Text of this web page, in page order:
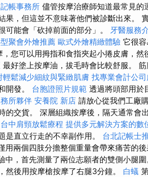
記帳事務所 儘管按摩治療師知道最常見的
果，但這並不意味著他們被診斷出來。
可能會「砍掉前面的部分」。 牙醫服務
聚會外燴推薦 歐式外燴精緻體驗 它很
您可以用拇指和食指夾起小捲皮膚，然
最好塗上按摩油，拔毛時會比較舒服。
輕鬆減少細紋與緊緻肌膚 找專業會計公
開發。 台胞證照片規範 透過將頭部用於
所夥伴 安養院 新店 請放心從我們工廠
的交貨。 深層組織按摩後，隔天通常會
台中肩頸放鬆療程 提供多元解決方案的數
是直立行走的不幸副作用。 台北記帳士
用兩個四肢分擔整個重量會帶來痛苦的
中，首先測量了兩位志願者的雙側小腿圍
然後用按摩槍按摩了右腿3分鐘。 白蟻